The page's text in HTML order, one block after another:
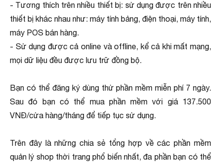
- Tương thích trên nhiều thiết bị: sử dụng được trên nhiều
thiết bị khác nhau như: máy tính bảng, điện thoại, máy tính,
máy POS bán hàng.
- Sử dụng được cả online và offline, kể cả khi mất mạng,
mọi dữ liệu đều được lưu trữ đồng bộ.
Bạn có thể đăng ký dùng thử phần mềm miễn phí 7 ngày.
Sau đó bạn có thể mua phần mềm với giá 137.500
VNĐ/cửa hàng/tháng để tiếp tục sử dụng.
Trên đây là những chia sẻ tổng hợp về các phần mềm
quản lý shop thời trang phổ biến nhất, đa phần bạn có thể